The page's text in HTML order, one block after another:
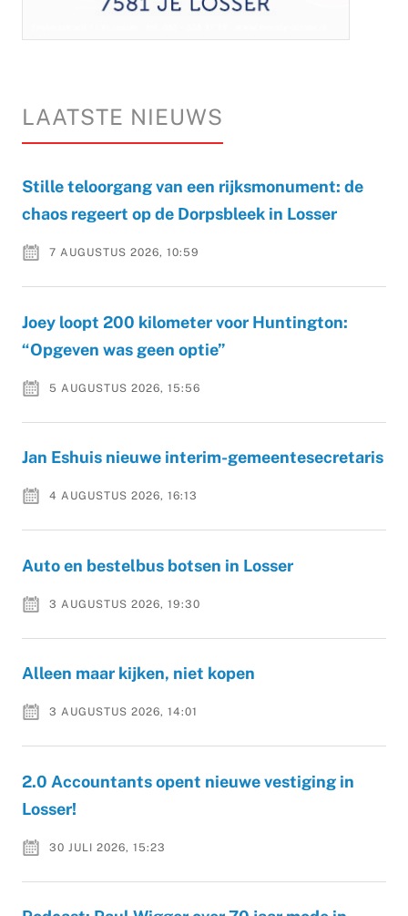
LAATSTE NIEUWS
Stille teloorgang van een rijksmonument: de
chaos regeert op de Dorpsbleek in Losser
7 AUGUSTUS 2026, 10:59
Joey loopt 200 kilometer voor Huntington:
“Opgeven was geen optie”
5 AUGUSTUS 2026, 15:56
Jan Eshuis nieuwe interim-gemeentesecretaris
4 AUGUSTUS 2026, 16:13
Auto en bestelbus botsen in Losser
3 AUGUSTUS 2026, 19:30
Alleen maar kijken, niet kopen
3 AUGUSTUS 2026, 14:01
2.0 Accountants opent nieuwe vestiging in
Losser!
30 JULI 2026, 15:23